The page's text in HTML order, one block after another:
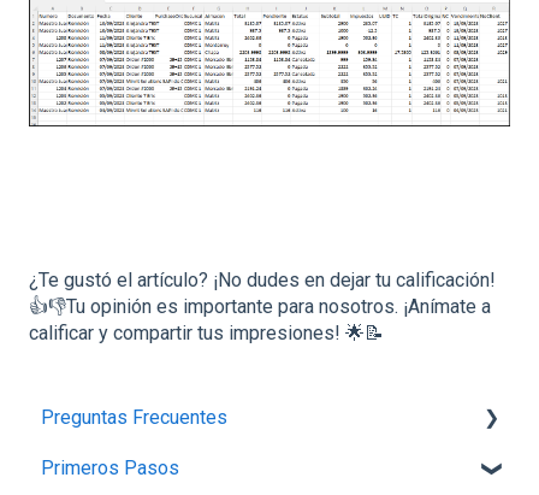
¿Te gustó el artículo? ¡No dudes en dejar tu calificación!
👍👎Tu opinión es importante para nosotros. ¡Anímate a
calificar y compartir tus impresiones! 🌟📝
Preguntas Frecuentes
Planes,Add-ons y Precios
Primeros Pasos